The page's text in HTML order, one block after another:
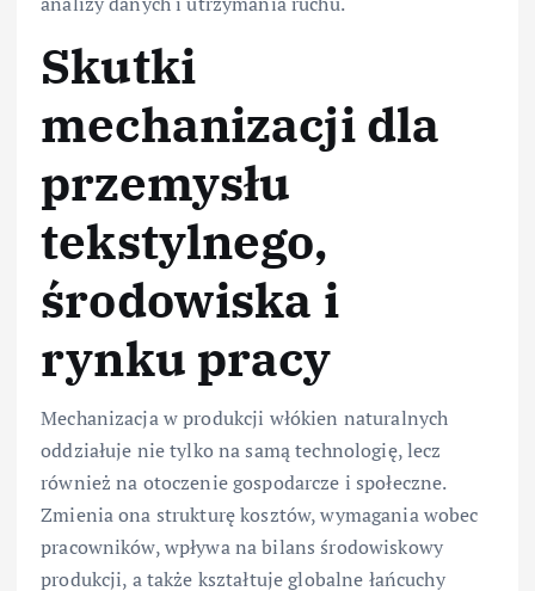
Skutki
mechanizacji dla
przemysłu
tekstylnego,
środowiska i
rynku pracy
Mechanizacja w produkcji włókien naturalnych
oddziałuje nie tylko na samą technologię, lecz
również na otoczenie gospodarcze i społeczne.
Zmienia ona strukturę kosztów, wymagania wobec
pracowników, wpływa na bilans środowiskowy
produkcji, a także kształtuje globalne łańcuchy